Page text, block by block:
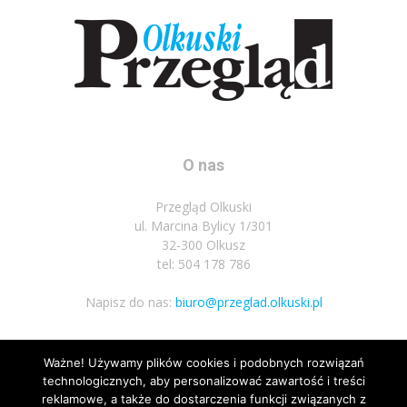
O nas
Przegląd Olkuski
ul. Marcina Bylicy 1/301
32-300 Olkusz
tel: 504 178 786
Napisz do nas: biuro@przeglad.olkuski.pl
Podążaj za nami
Ważne! Używamy plików cookies i podobnych rozwiązań
technologicznych, aby personalizować zawartość i treści
reklamowe, a także do dostarczenia funkcji związanych z